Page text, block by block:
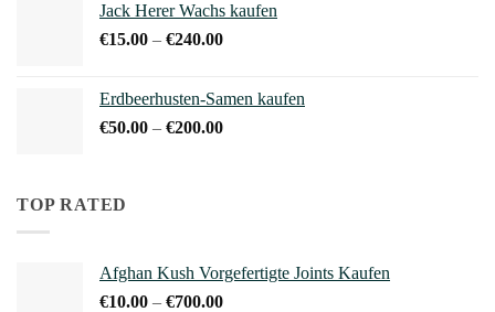
€1,200.00
Jack Herer Wachs kaufen
€15.00 – €240.00Preisspanne:
€240.00
Erdbeerhusten-Samen kaufen
€50.00 – €200.00Preisspanne:
TOP RATED
Afghan Kush Vorgefertigte Joints Kaufen
€10.00 – €700.00Preisspanne: